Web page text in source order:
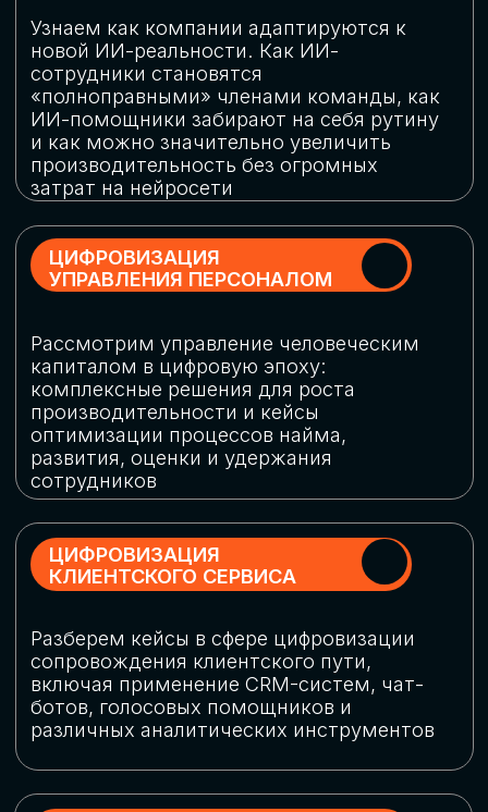
огромную статью затрат
ОБЛАЧНЫЕ ТЕХНОЛОГИИ
Подискутируем, какие облачные решения
существуют на рынке и почему
использование мультиоблачных моделей
не только снижает затраты, но и
«пересборки» бизнес-моделей
СКАЧАТЬ
ПРОГРАММУ
КОНФЕРЕНЦИИ
Оставьте заявку, мы направим вам
программу конференции
СКАЧАТЬ ПРОГРАММУ
СПИКЕРЫ
В конференции участвовали более 120 спикеров